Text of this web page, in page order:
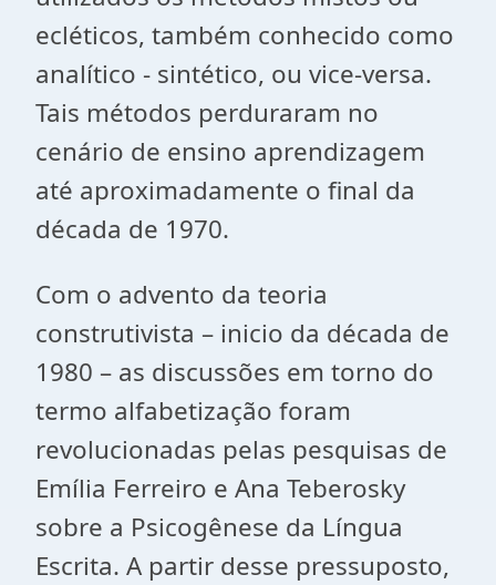
ecléticos, também conhecido como
analítico - sintético, ou vice-versa.
Tais métodos perduraram no
cenário de ensino aprendizagem
até aproximadamente o final da
década de 1970.
Com o advento da teoria
construtivista – inicio da década de
1980 – as discussões em torno do
termo alfabetização foram
revolucionadas pelas pesquisas de
Emília Ferreiro e Ana Teberosky
sobre a Psicogênese da Língua
Escrita. A partir desse pressuposto,